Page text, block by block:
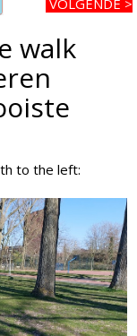
walk
to the left: